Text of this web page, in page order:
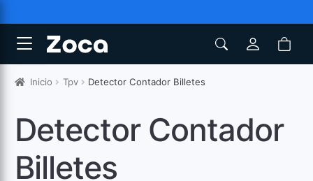
Inicio Tpv Detector Contador Billetes
Detector Contador
Billetes